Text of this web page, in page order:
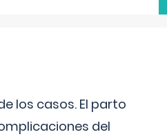
los casos. El parto
del